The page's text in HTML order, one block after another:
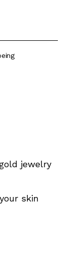
jewelry
skin